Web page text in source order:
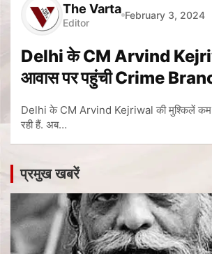
The Varta
Editor
February 3, 2024
Delhi के CM Arvind
आवास पर पहुंची Crime
Delhi के CM Arvind Kejriwal की मुश्किलें कम
रही हैं. अब…
प्रमुख खबरें